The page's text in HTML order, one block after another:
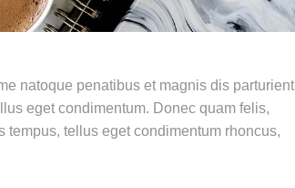
natoque penatibus et magnis dis parturient
eget condimentum. Donec quam felis,
tellus eget condimentum rhoncus,